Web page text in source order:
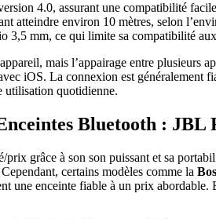
4.0, assurant une compatibilité
atteindre environ 10 mètres, selon
3,5 mm, ce qui limite sa compatibilité
mais l’appairage entre
iOS. La connexion est
utilisation quotidienne.
Bluetooth : JBL
grâce à son son puissant et sa
certains modèles comme la
une enceinte fiable à un prix